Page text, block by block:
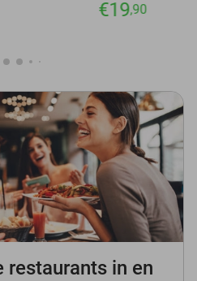
€19,90
restaurants in en